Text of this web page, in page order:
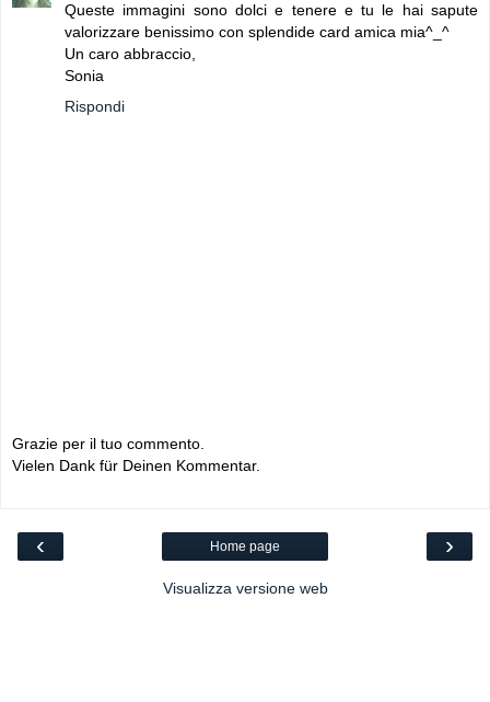
Queste immagini sono dolci e tenere e tu le hai sapute
valorizzare benissimo con splendide card amica mia^_^
Un caro abbraccio,
Sonia
Rispondi
Grazie per il tuo commento.
Vielen Dank für Deinen Kommentar.
‹ ›
Home page
Visualizza versione web